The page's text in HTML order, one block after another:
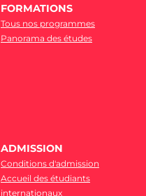
FORMATIONS
Tous nos programmes
Panorama des études
ADMISSION
Conditions d'admission
Accueil des étudiants
internationaux